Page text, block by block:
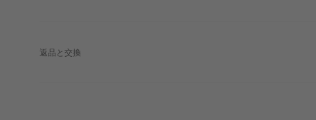
返品と交換